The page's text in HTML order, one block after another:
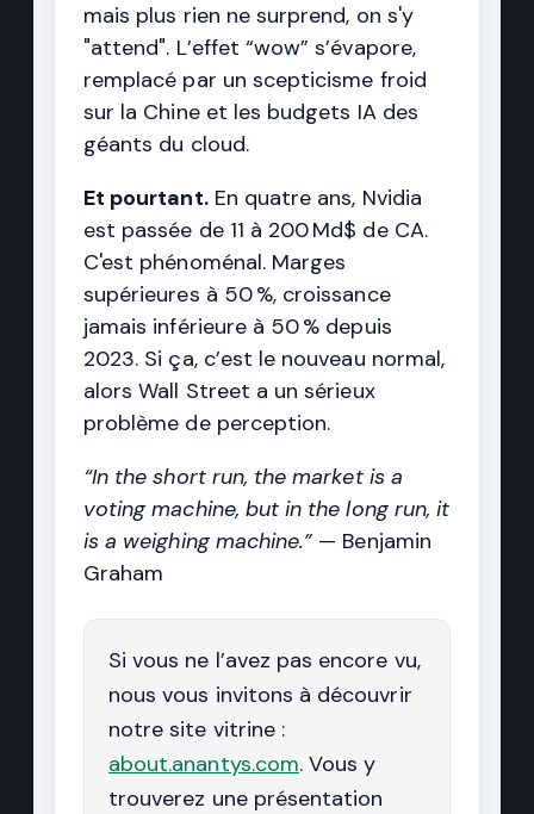
mais plus rien ne surprend, on s'y
"attend". L’effet “wow” s’évapore,
remplacé par un scepticisme froid
sur la Chine et les budgets IA des
géants du cloud.
Et pourtant.En quatre ans, Nvidia
est passée de 11 à 200 Md$ de CA.
C'est phénoménal. Marges
supérieures à 50 %, croissance
jamais inférieure à 50 % depuis
2023. Si ça, c’est le nouveau normal,
alors Wall Street a un sérieux
problème de perception.
“In the short run, the market is a
voting machine, but in the long run, it
is a weighing machine.”— Benjamin
Graham
Si vous ne l’avez pas encore vu,
nous vous invitons à découvrir
notre site vitrine :
about.anantys.com. Vous y
trouverez une présentation